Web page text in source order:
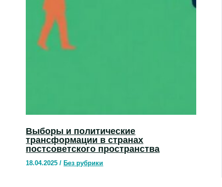
Выборы и политические
трансформации в странах
постсоветского пространства
18.04.2025/ Без рубрики